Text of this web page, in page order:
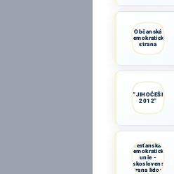
Občanská
demokratická
strana
"JIHOČEŠI
2012"
Křesťanská a
demokratická
unie -
Československá
strana lidová